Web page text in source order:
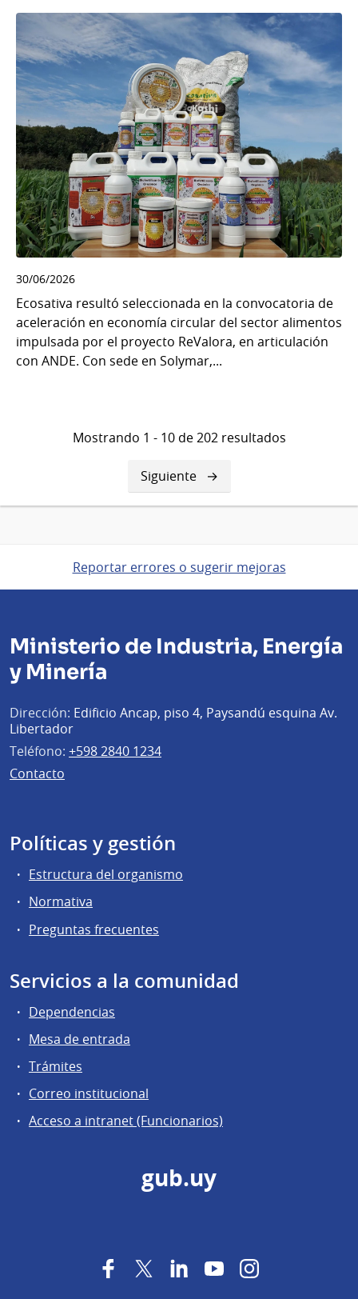
30/06/2026
Ecosativa resultó seleccionada en la convocatoria de
aceleración en economía circular del sector alimentos
impulsada por el proyecto ReValora, en articulación
con ANDE. Con sede en Solymar,...
Mostrando 1 - 10 de 202 resultados
Siguiente
página
Siguiente
Reportar errores o sugerir mejoras
Ministerio de Industria, Energía
y Minería
Dirección: Edificio Ancap, piso 4, Paysandú esquina Av.
Libertador
Teléfono: +598 2840 1234
Contacto
Políticas y gestión
Estructura del organismo
Normativa
Preguntas frecuentes
Servicios a la comunidad
Dependencias
Mesa de entrada
Trámites
Correo institucional
Acceso a intranet (Funcionarios)
gub.uy
FacebookTwitter LinkedInYouTubeInstagram